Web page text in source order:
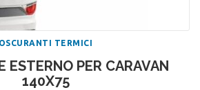
OSCURANTI TERMICI
ESTERNO PER CARAVAN
140X75